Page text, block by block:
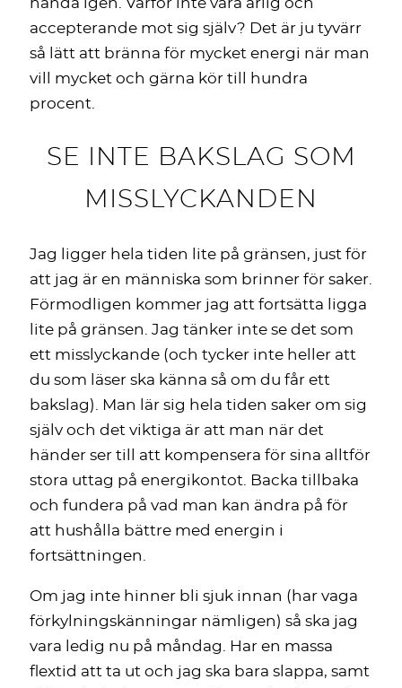
hända igen. Varför inte vara ärlig och
accepterande mot sig själv? Det är ju tyvärr
så lätt att bränna för mycket energi när man
vill mycket och gärna kör till hundra
procent.
SE INTE BAKSLAG SOM
MISSLYCKANDEN
Jag ligger hela tiden lite på gränsen, just för
att jag är en människa som brinner för saker.
Förmodligen kommer jag att fortsätta ligga
lite på gränsen. Jag tänker inte se det som
ett misslyckande (och tycker inte heller att
du som läser ska känna så om du får ett
bakslag). Man lär sig hela tiden saker om sig
själv och det viktiga är att man när det
händer ser till att kompensera för sina alltför
stora uttag på energikontot. Backa tillbaka
och fundera på vad man kan ändra på för
att hushålla bättre med energin i
fortsättningen.
Om jag inte hinner bli sjuk innan (har vaga
förkylningskänningar nämligen) så ska jag
vara ledig nu på måndag. Har en massa
flextid att ta ut och jag ska bara slappa, samt